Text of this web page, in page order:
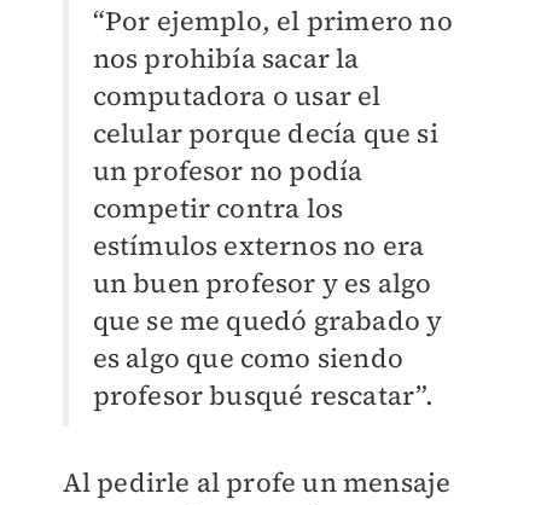
“Por ejemplo, el primero no
nos prohibía sacar la
computadora o usar el
celular porque decía que si
un profesor no podía
competir contra los
estímulos externos no era
un buen profesor y es algo
que se me quedó grabado y
es algo que como siendo
profesor busqué rescatar”.
Al pedirle al profe un mensaje